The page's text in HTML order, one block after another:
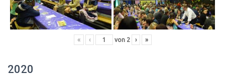
« ‹ von 2 › »
2020